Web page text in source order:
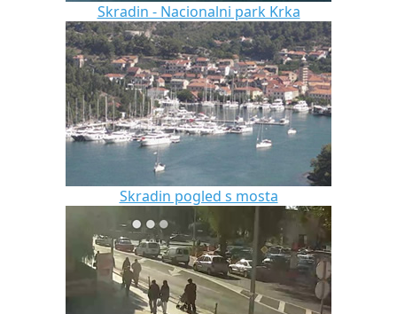
Skradin - Nacionalni park Krka
Skradin pogled s mosta